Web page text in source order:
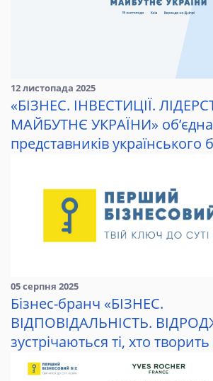
12 листопада 2025
«БІЗНЕС. ІНВЕСТИЦІЇ.
МАЙБУТНЄ УКРАЇНИ»
представників українського
05 серпня 2025
Бізнес-бранч «БІЗНЕС.
ВІДПОВІДАЛЬНІСТЬ.
зустрічаються ті, хто